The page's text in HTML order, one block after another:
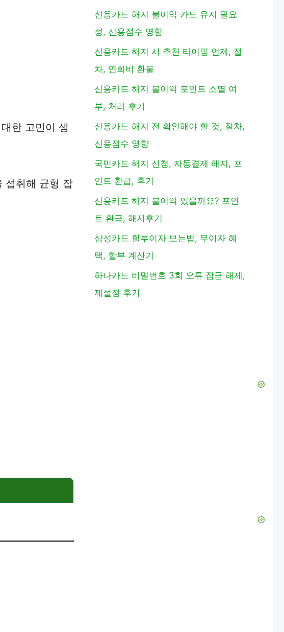
한 고민이 생
섭취해 균형 잡
신용카드 해지 불이익 카드 유지 필요
성, 신용점수 영향
신용카드 해지 시 추천 타이밍 언제, 절
차, 연회비 환불
신용카드 해지 불이익 포인트 소멸 여
부, 처리 후기
신용카드 해지 전 확인해야 할 것, 절차,
신용점수 영향
국민카드 해지 신청, 자동결제 해지, 포
인트 환급, 후기
신용카드 해지 불이익 있을까요? 포인
트 환급, 해지후기
삼성카드 할부이자 보는법, 무이자 혜
택, 할부 계산기
하나카드 비밀번호 3회 오류 잠금 해제,
재설정 후기